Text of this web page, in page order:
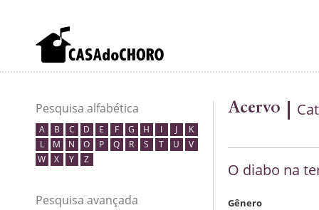
Pesquisa alfabética
A B C D E F G H I J
K
L
M N O P Q R S T U
V
W
X Y Z
Pesquisa avançada
Acervo
O diabo na
Gênero